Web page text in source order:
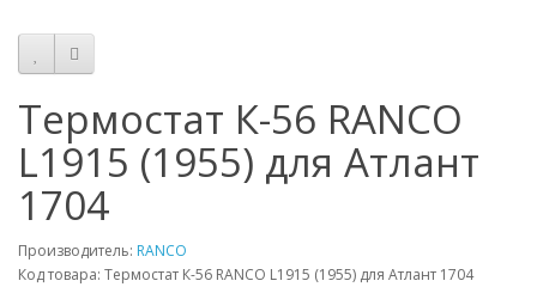
Термостат К-56 RANCO
L1915 (1955) для Атлант
1704
Производитель: RANCO
Код товара: Термостат К-56 RANCO L1915 (1955) для Атлант 1704